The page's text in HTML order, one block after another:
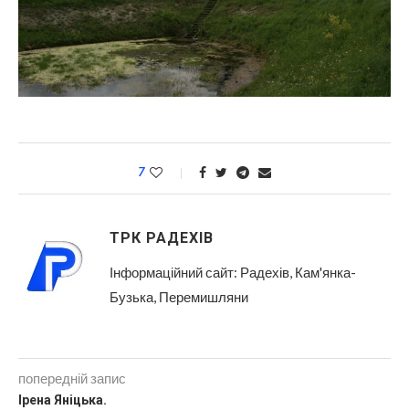
7
ТРК РАДЕХІВ
Інформаційний сайт: Радехів, Кам'янка-
Бузька, Перемишляни
попередній запис
Ірена Яніцька.